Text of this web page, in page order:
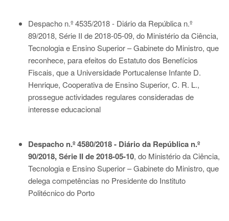
Despacho n.º 4535/2018 - Diário da República n.º
89/2018, Série II de 2018-05-09, do Ministério da Ciência,
Tecnologia e Ensino Superior – Gabinete do Ministro, que
reconhece, para efeitos do Estatuto dos Benefícios
Fiscais, que a Universidade Portucalense Infante D.
Henrique, Cooperativa de Ensino Superior, C. R. L.,
prossegue actividades regulares consideradas de
interesse educacional
Despacho n.º 4580/2018 - Diário da República n.º
90/2018, Série II de 2018-05-10, do Ministério da Ciência,
Tecnologia e Ensino Superior – Gabinete do Ministro, que
delega competências no Presidente do Instituto
Politécnico do Porto